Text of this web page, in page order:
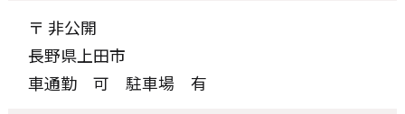
〒 非公開
長野県上田市
車通勤 可 駐車場 有